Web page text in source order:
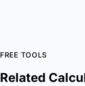
FREE TOOLS
Related